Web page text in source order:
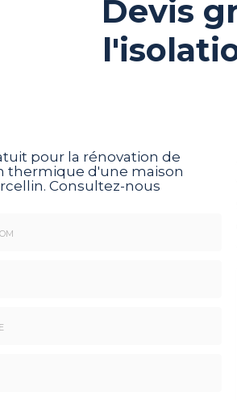
Devis
pour la rénovation de
thermique d'une maison
Consultez-nous